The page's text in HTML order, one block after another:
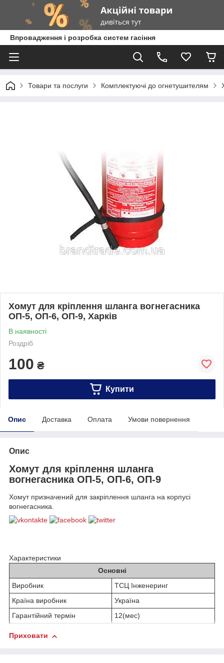
Впровадження і розробка систем гасіння
Товари та послуги Комплектуючі до огнетушителям
Хомут для кріплення шланга вогнегасника
ОП-5, ОП-6, ОП-9, Харків
В наявності
Роздріб
100 ₴
Купити
Опис Доставка Оплата Умови повернення
Опис
Хомут для кріплення шланга
вогнегасника ОП-5, ОП-6, ОП-9
Хомут призначений для закріплення шланга на корпусі
вогнегасника.
Характеристики
Основні
Виробник
ТСЦ Інженеринг
Країна виробник
Україна
Гарантійний термін
12(мес)
Приховати